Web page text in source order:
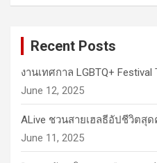
Recent Posts
งานเทศกาล LGBTQ+
June 12, 2025
ALive ชวนสายเฮลธีอัปชีวิตสุ
June 11, 2025